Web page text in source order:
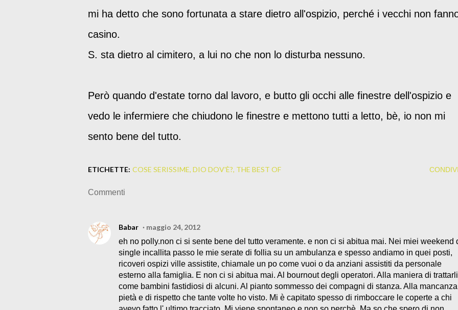
mi ha detto che sono fortunata a stare dietro all'ospizio, perché i vecchi non
casino.
S. sta dietro al cimitero, a lui no che non lo disturba nessuno.
Però quando d'estate torno dal lavoro, e butto gli occhi alle finestre dell'ospizio e
vedo le infermiere che chiudono le finestre e mettono tutti a letto, bè, io non mi
sento bene del tutto.
ETICHETTE: COSE SERISSIME DIO DOV'È? THE BEST OF
Commenti
Babar
maggio 24, 2012
eh no polly.non ci si sente bene del tutto veramente. e non ci si abitua mai. Nei miei weekend
single incallita passo le mie serate di follia su un ambulanza e spesso andiamo in quei posti,
ricoveri ospizi ville assistite, chiamale un po come vuoi o da anziani assistiti da personale
esterno alla famiglia. E non ci si abitua mai. Al bournout degli operatori. Alla maniera di trattarli
come bambini fastidiosi di alcuni. Al pianto sommesso dei compagni di stanza. Alla
pietà e di rispetto che tante volte ho visto. Mi è capitato spesso di rimboccare le coperte a chi